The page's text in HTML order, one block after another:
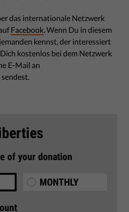
das internationale Netzwerk
Facebook. Wenn Du in diesem
kennst, der interessiert
kostenlos bei dem Netzwerk
E-Mail an
sendest.
of your donation
MONTHLY